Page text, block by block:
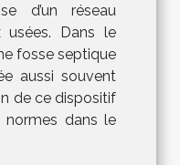
d’un réseau
usées. Dans le
fosse septique
aussi souvent
de ce dispositif
normes dans le